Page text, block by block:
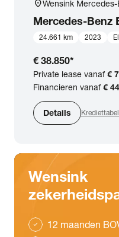
location_onWensink
Mercedes-Benz
24.661 km 2023
€ 38.850*
Private lease vanaf€
Financieren vanaf€
Details Krediettabel
Wensink
check 12 maanden